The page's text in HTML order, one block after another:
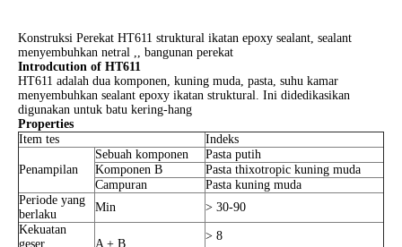
Konstruksi Perekat HT611 struktural ikatan epoxy sealant, sealant
menyembuhkan netral ,, bangunan perekat
Introdcution of HT611
HT611 adalah dua komponen, kuning muda, pasta, suhu kamar
menyembuhkan sealant epoxy ikatan struktural. Ini didedikasikan
digunakan untuk batu kering-hang
Properties
Item tes
Indeks
Penampilan
Sebuah komponen
Pasta putih
Komponen B
Pasta thixotropic kuning muda
Campuran
Pasta kuning muda
Periode yang
berlaku
Min
> 30-90
Kekuatan
geser
A + B
> 8